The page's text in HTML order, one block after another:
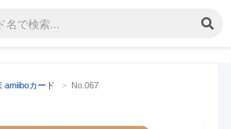
amiiboカード > No.067